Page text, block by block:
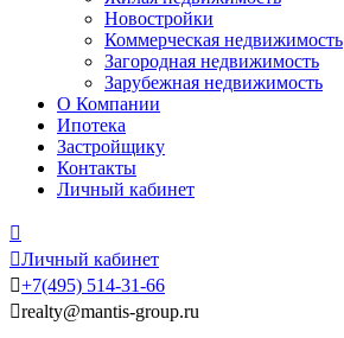
Новостройки
Коммерческая недвижимость
Загородная недвижимость
Зарубежная недвижимость
О Компании
Ипотека
Застройщику
Контакты
Личный кабинет

Личный кабинет
+7(495) 514-31-66
realty@mantis-group.ru